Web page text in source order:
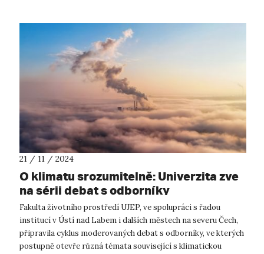
21 / 11 / 2024
O klimatu srozumitelně: Univerzita zve
na sérii debat s odborníky
Fakulta životního prostředí UJEP, ve spolupráci s řadou
institucí v Ústí nad Labem i dalších městech na severu Čech,
připravila cyklus moderovaných debat s odborníky, ve kterých
postupně otevře různá témata související s klimatickou